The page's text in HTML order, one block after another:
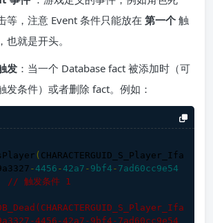
等，注意 Event 条件只能放在 第一个 触
就是开头。
发 ：当一个 Database fact 被添加时（可
发条件）或者删除 fact。例如：
( CHARACTERGUID_S_Player_Ifa
-4456 -42a7 - 9bf4 - 7ad60cc9e54
// 触发条件 1
(CHARACTERGUID_S_Player_Ifa
4456 -42a7-9bf4-7ad60cc9e54